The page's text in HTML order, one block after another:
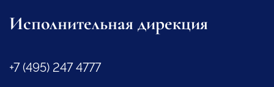
Исполнительная дирекция
+7 (495) 247 4777